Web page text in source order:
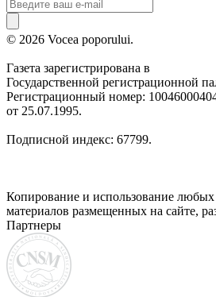
© 2026 Vocea poporului.
Газета зарегистрирована в
Государственной регистрационной
Регистрационный номер:
от 25.07.1995.
Подписной индекс: 67799.
Копирование и использование любых
материалов размещенных на сайте,
Партнеры